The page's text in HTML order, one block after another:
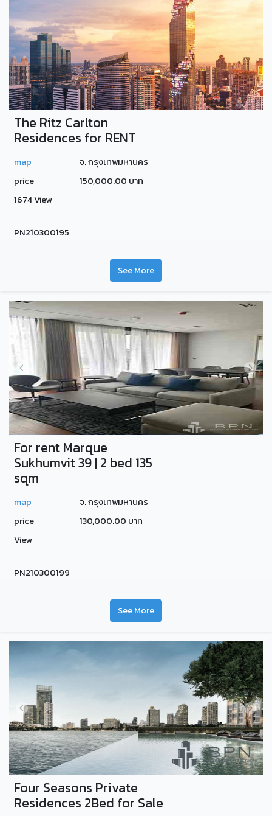
The Ritz Carlton
Residences for RENT
map
จ. กรุงเทพมหานคร
price
150,000.00 บาท
1674 View
PN210300195
See More
For rent Marque
Sukhumvit 39 | 2 bed 135
sqm
map
จ. กรุงเทพมหานคร
price
130,000.00 บาท
View
PN210300199
See More
Four Seasons Private
Residences 2Bed for Sale